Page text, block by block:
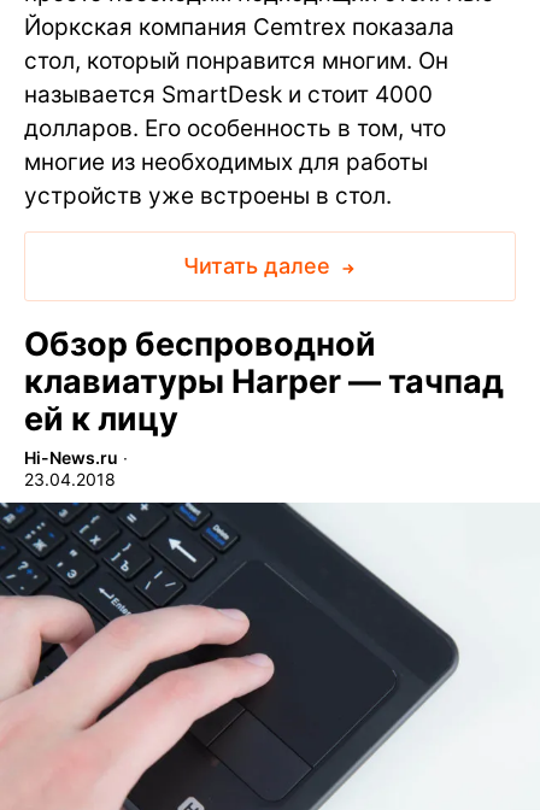
Йоркская компания Cemtrex показала
стол, который понравится многим. Он
называется SmartDesk и стоит 4000
долларов. Его особенность в том, что
многие из необходимых для работы
устройств уже встроены в стол.
Читать далее
Обзор беспроводной
клавиатуры Harper — тачпад
ей к лицу
Hi-News.ru ∙
23.04.2018